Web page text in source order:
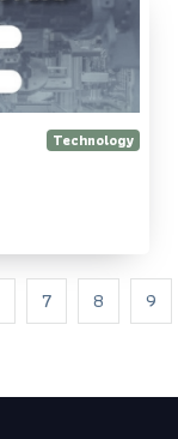
Technology
7 8 9